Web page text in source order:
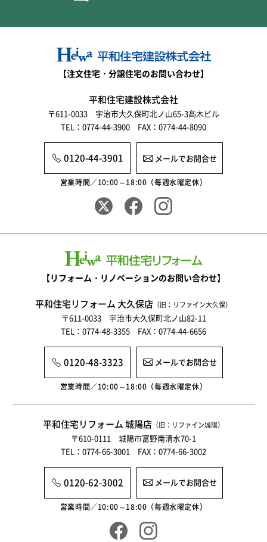
2025年10月
2025年8月
2025年7月
2025年6月
2025年5月
2025年4月
2025年3月
2025年2月
2025年1月
2024年12月
2024年11月
2024年10月
2024年9月
2024年8月
2024年7月
2024年6月
2024年5月
2024年4月
2024年3月
【注文住宅・分譲住宅のお問い合わせ】
平和住宅建設株式会社
〒611-0033 宇治市大久保町北ノ山65-3髙木ビル
TEL：0774-44-3900 FAX：0774-44-8090
0120-44-3901 メールでお問合せ
営業時間／10:00～18:00（毎週水曜定休）
【リフォーム・リノベーションのお問い合わせ】
平和住宅リフォーム 大久保店 （旧：リファイン大久保）
〒611-0033 宇治市大久保町北ノ山82-11
TEL：0774-48-3355 FAX：0774-44-6656
0120-48-3323 メールでお問合せ
営業時間／10:00～18:00（毎週水曜定休）
平和住宅リフォーム 城陽店 （旧：リファイン城陽）
〒610-0111 城陽市富野南清水70-1
TEL：0774-66-3001 FAX：0774-66-3002
0120-62-3002 メールでお問合せ
営業時間／10:00～18:00（毎週水曜定休）